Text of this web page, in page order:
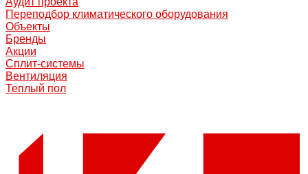
Переподбор климатического оборудования
Объекты
Бренды
Акции
Сплит-системы
Вентиляция
Теплый пол